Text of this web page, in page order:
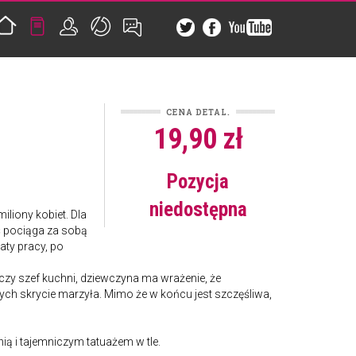
CENA DETAL.
19,90 zł
Pozycja
niedostępna
kobiet. Dla
pociąga za sobą
pracy, po
szef kuchni, dziewczyna ma wrażenie, że
skrycie marzyła. Mimo że w końcu jest szczęśliwa,
i tajemniczym tatuażem w tle.